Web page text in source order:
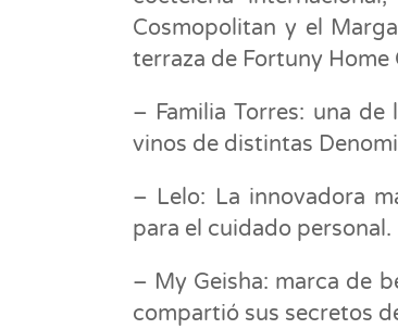
Cosmopolitan y el
terraza de Fortuny Home
– Familia Torres: una
vinos de distintas
– Lelo: La innovadora
para el cuidado personal.
– My Geisha: marca de
compartió sus secretos